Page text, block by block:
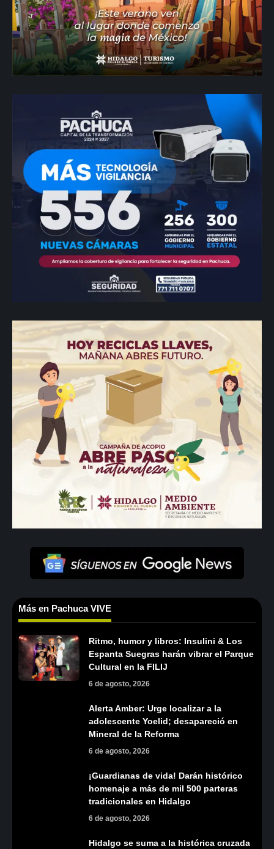
Más en Pachuca VIVE
Ritmo, humor y libros: Insulini & Los
Espanta Suegras harán vibrar el Parque
Cultural en la FILIJ
6 de agosto, 2026
Alerta Amber: Urge localizar a la
adolescente Yoelid; desapareció en
Mineral de la Reforma
6 de agosto, 2026
¡Guardianas de vida! Darán histórico
homenaje a más de mil 500 parteras
tradicionales en Hidalgo
6 de agosto, 2026
Hidalgo se suma a la histórica cruzada